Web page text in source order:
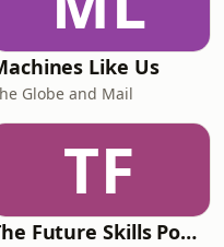
lehomera_officiel/?
Like Us
Globe and Mail
TF
The Future Skills Podcast